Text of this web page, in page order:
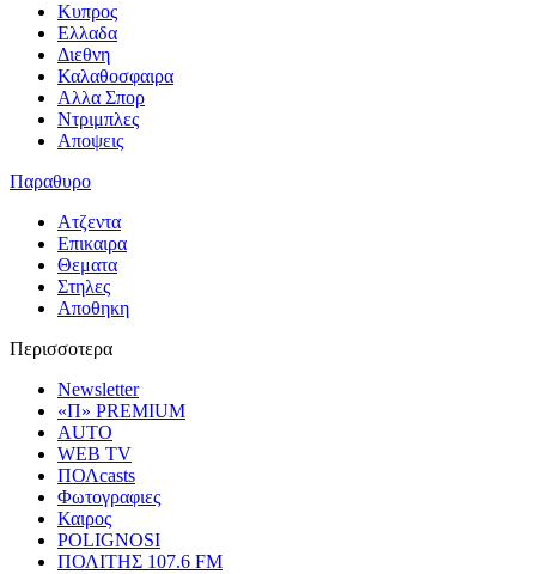
Κυπρος
Ελλαδα
Διεθνη
Καλαθοσφαιρα
Αλλα Σπορ
Ντριμπλες
Αποψεις
Παραθυρο
Ατζεντα
Επικαιρα
Θεματα
Στηλες
Αποθηκη
Περισσοτερα
Newsletter
«Π» PREMIUM
AUTO
WEB TV
ΠΟΛcasts
Φωτογραφιες
Καιρος
POLIGNOSI
ΠΟΛΙΤΗΣ 107.6 FM